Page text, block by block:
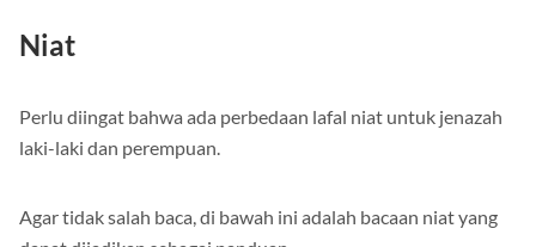
Niat
Perlu diingat bahwa ada perbedaan lafal niat untuk jenazah
laki-laki dan perempuan.
Agar tidak salah baca, di bawah ini adalah bacaan niat yang